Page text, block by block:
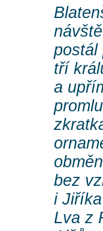
postál
tří
a
bez
i
Lva z